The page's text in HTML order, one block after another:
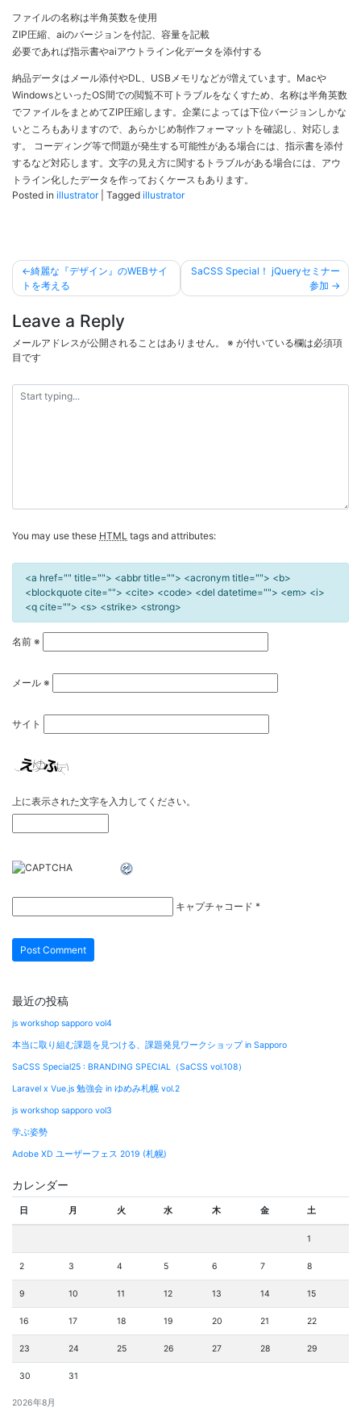
ファイルの名称は半角英数を使用
ZIP圧縮、aiのバージョンを付記、容量を記載
必要であれば指示書やaiアウトライン化データを添付する
納品データはメール添付やDL、USBメモリなどが増えています。Macや
WindowsといったOS間での閲覧不可トラブルをなくすため、名称は半角英数
でファイルをまとめてZIP圧縮します。企業によっては下位バージョンしかな
いところもありますので、あらかじめ制作フォーマットを確認し、対応しま
す。 コーディング等で問題が発生する可能性がある場合には、指示書を添付
するなど対応します。文字の見え方に関するトラブルがある場合には、アウ
トライン化したデータを作っておくケースもあります。
Posted in illustrator| Tagged illustrator
投
稿
ナ
ビ
ゲ
ー
シ
綺麗な『デザイン』のWEBサイ
トを考える
SaCSS Special！ jQueryセミナー
参加
Leave a Reply
メールアドレスが公開されることはありません。 ※ が付いている欄は必須項
目です
You may use these HTML tags and attributes:
<a href="" title=""> <abbr title=""> <acronym title=""> <b>
<blockquote cite=""> <cite> <code> <del datetime=""> <em> <i>
<q cite=""> <s> <strike> <strong>
名前 ※
メール ※
サイト
上に表示された文字を入力してください。
キャプチャコード *
最近の投稿
js workshop sapporo vol4
本当に取り組む課題を見つける、課題発見ワークショップ in Sapporo
SaCSS Special25 : BRANDING SPECIAL（SaCSS vol.108）
Laravel x Vue.js 勉強会 in ゆめみ札幌 vol.2
js workshop sapporo vol3
学ぶ姿勢
Adobe XD ユーザーフェス 2019 (札幌)
カレンダー
2026年8月
日 月 火 水 木 金 土
1
2 3 4 5 6 7 8
9 10 11 12 13 14 15
16 17 18 19 20 21 22
23 24 25 26 27 28 29
30 31